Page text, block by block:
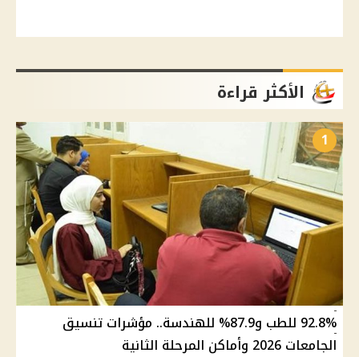
الأكثر قراءة
1
92.8% للطب و87.9% للهندسة.. مؤشرات تنسيق
الجامعات 2026 وأماكن المرحلة الثانية